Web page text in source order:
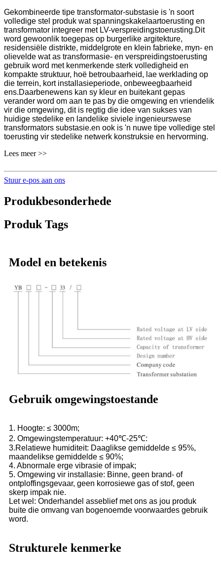
Gekombineerde tipe transformator-substasie is 'n soort
volledige stel produk wat spanningskakelaartoerusting en
transformator integreer met LV-verspreidingstoerusting.Dit
word gewoonlik toegepas op burgerlike argitekture,
residensiële distrikte, middelgrote en klein fabrieke, myn- en
olievelde wat as transformasie- en verspreidingstoerusting
gebruik word met kenmerkende sterk volledigheid en
kompakte struktuur, hoë betroubaarheid, lae werklading op
die terrein, kort installasieperiode, onbeweegbaarheid
ens.Daarbenewens kan sy kleur en buitekant gepas
verander word om aan te pas by die omgewing en vriendelik
vir die omgewing, dit is regtig die idee van sukses van
huidige stedelike en landelike siviele ingenieurswese
transformators substasie.en ook is 'n nuwe tipe volledige stel
toerusting vir stedelike netwerk konstruksie en hervorming.
Lees meer >>
Stuur e-pos aan ons
Produkbesonderhede
Produk Tags
Model en betekenis
Gebruik omgewingstoestande
1. Hoogte: ≤ 3000m;
2. Omgewingstemperatuur: +40℃-25℃:
3.Relatiewe humiditeit: Daaglikse gemiddelde ≤ 95%,
maandelikse gemiddelde ≤ 90%;
4. Abnormale erge vibrasie of impak;
5. Omgewing vir installasie: Binne, geen brand- of
ontploffingsgevaar, geen korrosiewe gas of stof, geen
skerp impak nie.
Let wel: Onderhandel asseblief met ons as jou produk
buite die omvang van bogenoemde voorwaardes gebruik
word.
Strukturele kenmerke